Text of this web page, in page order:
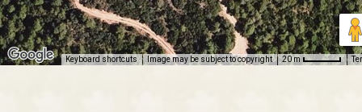
Keyboard shortcuts Image may be subject to copyright 20 m